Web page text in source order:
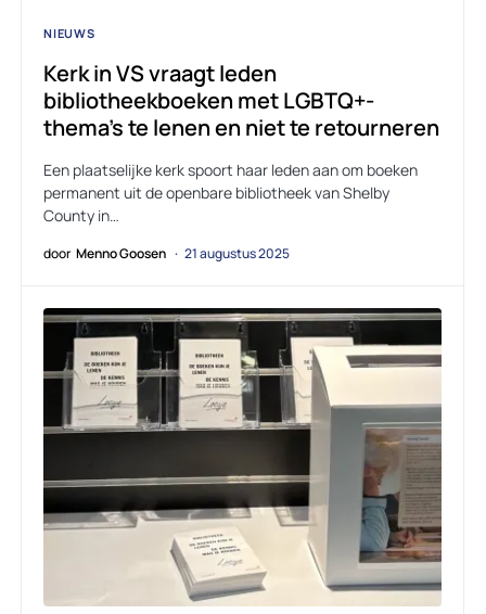
NIEUWS
Kerk in VS vraagt leden
bibliotheekboeken met LGBTQ+-
thema’s te lenen en niet te retourneren
Een plaatselijke kerk spoort haar leden aan om boeken
permanent uit de openbare bibliotheek van Shelby
County in…
door Menno Goosen 21 augustus 2025